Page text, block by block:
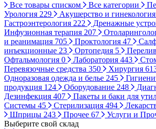
Все товары списком Все категории
Урология 229 Акушерство и гинекология
Гастроэнтерология 222 Дренажные
Инфузионная терапия 207
и реанимация 705 Проктология 47
инъекционные 23 Ортопедия 5
Офтальмология 0 Лаборатория 443
Перевязочные средства 350 Хирургия
Одноразовая одежда и белье 245
продукция 124 Оборудование 248
Дезинфекция 407 Пакеты и баки для
Системы 45 Стерилизация 494
Шприцы 243 Прочее 67 Услуги и
Выберите свой склад